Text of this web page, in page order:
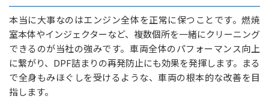
本当に大事なのはエンジン全体を正常に保つことです。燃焼
室本体やインジェクターなど、複数個所を一緒にクリーニング
できるのが当社の強みです。車両全体のパフォーマンス向上
に繋がり、DPF詰まりの再発防止にも効果を発揮します。まる
で全身もみほぐしを受けるような、車両の根本的な改善を目
指します。